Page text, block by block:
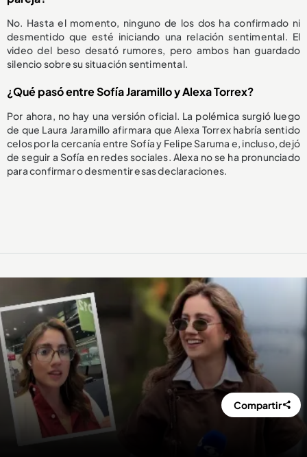
No. Hasta el momento, ninguno de los dos ha confirmado ni
desmentido que esté iniciando una relación sentimental. El
video del beso desató rumores, pero ambos han guardado
silencio sobre su situación sentimental.
¿Qué pasó entre Sofía Jaramillo y Alexa Torrex?
Por ahora, no hay una versión oficial. La polémica surgió luego
de que Laura Jaramillo afirmara que Alexa Torrex habría sentido
celos por la cercanía entre Sofía y Felipe Saruma e, incluso, dejó
de seguir a Sofía en redes sociales. Alexa no se ha pronunciado
para confirmar o desmentir esas declaraciones.
Compartir